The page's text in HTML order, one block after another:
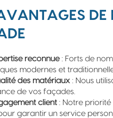
DE
reconnue: Forts de
modernes et
des matériaux : Nous
de vos façades.
client : Notre
garantir un service